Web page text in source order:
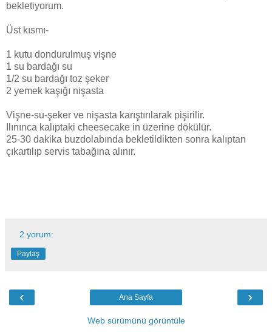
bekletiyorum.
Üst kısmı-
1 kutu dondurulmuş vişne
1 su bardağı su
1/2 su bardağı toz şeker
2 yemek kaşığı nişasta
Vişne-su-şeker ve nişasta karıştırılarak pişirilir.
Ilınınca kalıptaki cheesecake in üzerine dökülür.
25-30 dakika buzdolabında bekletildikten sonra kalıptan
çıkartılıp servis tabağına alınır.
2 yorum:
Paylaş
‹ ›
Ana Sayfa
Web sürümünü görüntüle